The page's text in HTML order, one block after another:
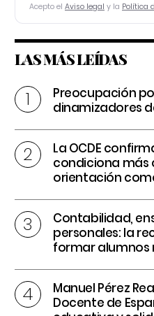
Acepto el Aviso legal y la Política
LAS MÁS LEÍDAS
Preocupación
dinamizadores
La OCDE
condiciona más
orientación
Contabilidad,
personales: la
formar alumnos
Manuel Pérez
Docente de